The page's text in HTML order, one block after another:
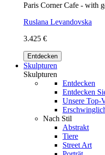
Paris Corner Cafe - with
Ruslana Levandovska
3.425 €
Entdecken
Skulpturen
Skulpturen
Entdecken
Entdecken
Unsere Top-
Nach Stil
Abstrakt
Tiere
Street Art